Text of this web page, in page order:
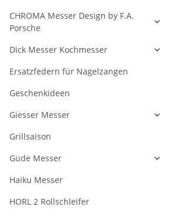
CHROMA Messer Design by F.A.
Porsche
Dick Messer Kochmesser
Ersatzfedern für Nagelzangen
Geschenkideen
Giesser Messer
Grillsaison
Güde Messer
Haiku Messer
HORL 2 Rollschleifer